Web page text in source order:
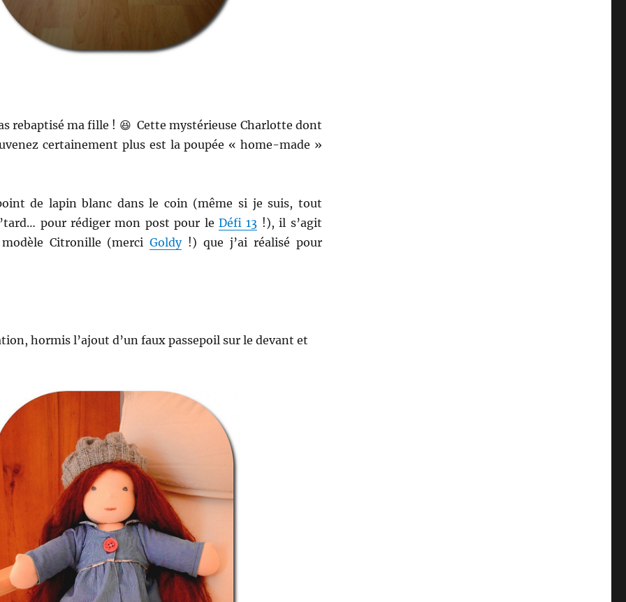
rebaptisé ma fille ! 😆 Cette mystérieuse Charlotte dont
certainement plus est la poupée « home-made »
de lapin blanc dans le coin (même si je suis, tout
pour rédiger mon post pour leDéfi 13 !), il s’agit
Citronille (merciGoldy!) que j’ai réalisé pour
hormis l’ajout d’un faux passepoil sur le devant et